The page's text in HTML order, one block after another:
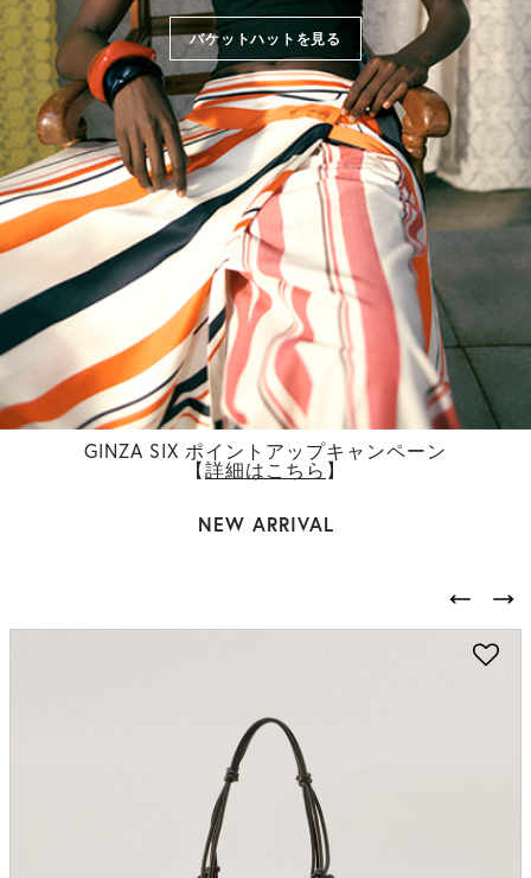
バケットハットを見る
GINZA SIX ポイントアップキャンペーン
【詳細はこちら 】
NEW ARRIVAL